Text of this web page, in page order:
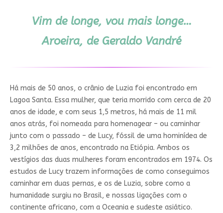
Vim de longe, vou mais longe…
Aroeira, de Geraldo Vandré
Há mais de 50 anos, o crânio de Luzia foi encontrado em
Lagoa Santa. Essa mulher, que teria morrido com cerca de 20
anos de idade, e com seus 1,5 metros, há mais de 11 mil
anos atrás, foi nomeada para homenagear – ou caminhar
junto com o passado – de Lucy, fóssil de uma hominídea de
3,2 milhões de anos, encontrado na Etiópia. Ambos os
vestígios das duas mulheres foram encontrados em 1974. Os
estudos de Lucy trazem informações de como conseguimos
caminhar em duas pernas, e os de Luzia, sobre como a
humanidade surgiu no Brasil, e nossas ligações com o
continente africano, com a Oceania e sudeste asiático.